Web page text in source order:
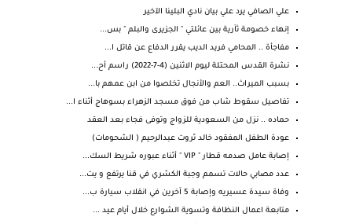
علي الصافي يرد علي بيان نادي البلينا الآخير
إنهاء خصومة ثآرية بين عائلتي " الجزيرى والبلم " بس...
مفاجأة .. المحامي فريد الديب يقرر الدفاع عن قاتل ا...
نشرة القدس المحتلة ليوم الاثنين (4-7-2022) راسم أح...
بسبب الميراث.. العم والأنجال تخلصوا من ابن عمهم با...
تفاصيل سقوط شاب من فوق مسجد الزهراء بسوهاج أثناء ا...
حماده .. نزل من السعودية للزواج وتوفى فجاء بعد العقد
عودة الطفل المفقود خالد ثروت عبدالرحيم ( الشحومات)
إصابة عامل صدمه قطار " VIP " أثناء عبوره شريط السك...
عدد مصابي حالات تسمم وجبة الكشري في قنا يرتفع و يت...
وفاة سيدة عسيريه وإصابة 5 آخرين في انقلاب سيارة ب...
متابعة اعمال النظافة وتسوية الشوارع خلال أيام عيد ...